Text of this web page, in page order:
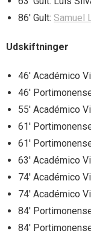
86′ Gult: Samuel
Udskiftninger
46′ Académico
46′
55′ Académico
61′
61′
63′ Académico
74′ Académico
74′ Académico
84′
84′